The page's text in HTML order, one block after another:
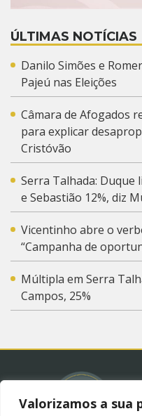
Valorizamos a sua
ÚLTIMAS NOTÍCIAS
Danilo Simões e
Pajeú nas Eleições
Câmara de Afogados
para explicar
Cristóvão
Serra Talhada: Duque
e Sebastião 12%, diz
Vicentinho abre o
“Campanha de
Múltipla em Serra
Campos, 25%